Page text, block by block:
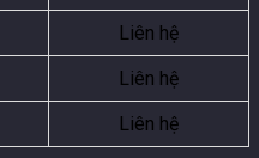
Liên hệ
Liên hệ
Liên hệ